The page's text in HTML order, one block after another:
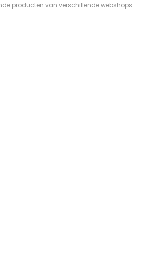
producten van verschillende webshops.